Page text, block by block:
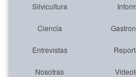
Silvicultura
Ciencia
Entrevistas
Nosotras